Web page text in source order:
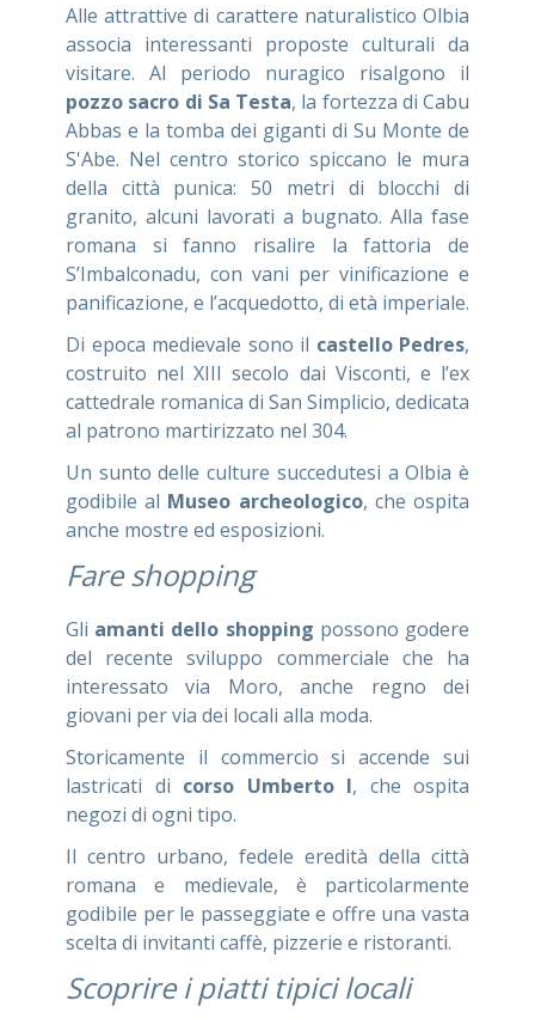
Alle attrattive di carattere naturalistico Olbia
associa interessanti proposte culturali da
visitare. Al periodo nuragico risalgono il
pozzo sacro di Sa Testa, la fortezza di Cabu
Abbas e la tomba dei giganti di Su Monte de
S'Abe. Nel centro storico spiccano le mura
della città punica: 50 metri di blocchi di
granito, alcuni lavorati a bugnato. Alla fase
romana si fanno risalire la fattoria de
S’Imbalconadu, con vani per vinificazione e
panificazione, e l’acquedotto, di età imperiale.
Di epoca medievale sono il castello Pedres,
costruito nel XIII secolo dai Visconti, e l’ex
cattedrale romanica di San Simplicio, dedicata
al patrono martirizzato nel 304.
Un sunto delle culture succedutesi a Olbia è
godibile al Museo archeologico, che ospita
anche mostre ed esposizioni.
Fare shopping
Gli amanti dello shopping possono godere
del recente sviluppo commerciale che ha
interessato via Moro, anche regno dei
giovani per via dei locali alla moda.
Storicamente il commercio si accende sui
lastricati di corso Umberto I, che ospita
negozi di ogni tipo.
Il centro urbano, fedele eredità della città
romana e medievale, è particolarmente
godibile per le passeggiate e offre una vasta
scelta di invitanti caffè, pizzerie e ristoranti.
Scoprire i piatti tipici locali